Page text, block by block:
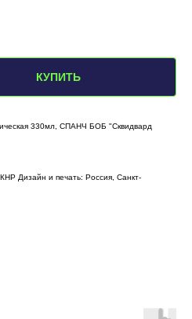
КУПИТЬ
330мл, СПАНЧ БОБ "Сквидвард
Дизайн и печать: Россия, Санкт-